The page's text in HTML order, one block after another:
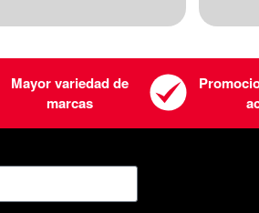
Mayor variedad de
marcas